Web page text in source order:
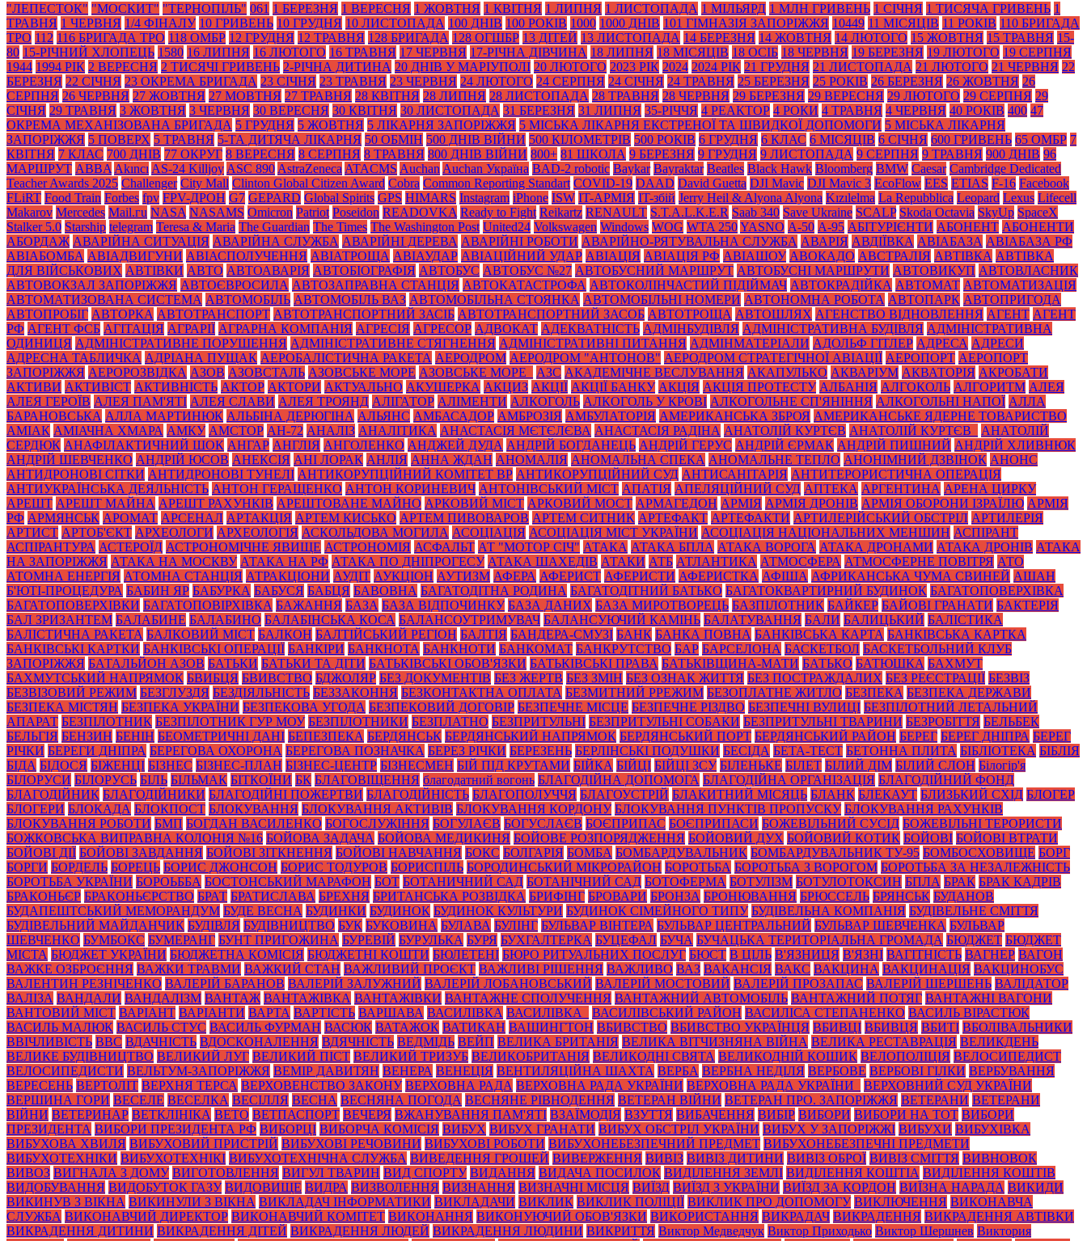
"ЛЕПЕСТОК" "МОСКИТ" "ТЕРНОПІЛЬ" 061 1 БЕРЕЗНЯ 1 ВЕРЕСНЯ 1 ЖОВТНЯ 1 КВІТНЯ 1 ЛИПНЯ 1 ЛИСТОПАДА 1 МІЛЬЯРД 1 МЛН ГРИВЕНЬ 1 СІЧНЯ 1 ТИСЯЧА ГРИВЕНЬ 1
ТРАВНЯ 1 ЧЕРВНЯ 1/4 ФІНАЛУ 10 ГРИВЕНЬ 10 ГРУДНЯ 10 ЛИСТОПАДА 100 ДНІВ 100 РОКІВ 1000 1000 ДНІВ 101 ГІМНАЗІЯ ЗАПОРІЖЖЯ 10449 11 МІСЯЦІВ 11 РОКІВ 110 БРИГАДА
ТРО 112 116 БРИГАДА ТРО 118 ОМБР 12 ГРУДНЯ 12 ТРАВНЯ 128 БРИГАДА 128 ОГШБР 13 ДІТЕЙ 13 ЛИСТОПАДА 14 БЕРЕЗНЯ 14 ЖОВТНЯ 14 ЛЮТОГО 15 ЖОВТНЯ 15 ТРАВНЯ 15-
80 15-РІЧНИЙ ХЛОПЕЦЬ 1580 16 ЛИПНЯ 16 ЛЮТОГО 16 ТРАВНЯ 17 ЧЕРВНЯ 17-РІЧНА ДІВЧИНА 18 ЛИПНЯ 18 МІСЯЦІВ 18 ОСІБ 18 ЧЕРВНЯ 19 БЕРЕЗНЯ 19 ЛЮТОГО 19 СЕРПНЯ
1944 1994 РІК 2 ВЕРЕСНЯ 2 ТИСЯЧІ ГРИВЕНЬ 2-РІЧНА ДИТИНА 20 ДНІВ У МАРІУПОЛІ 20 ЛЮТОГО 2023 РІК 2024 2024 РІК 21 ГРУДНЯ 21 ЛИСТОПАДА 21 ЛЮТОГО 21 ЧЕРВНЯ 22
БЕРЕЗНЯ 22 СІЧНЯ 23 ОКРЕМА БРИГАДА 23 СІЧНЯ 23 ТРАВНЯ 23 ЧЕРВНЯ 24 ЛЮТОГО 24 СЕРПНЯ 24 СІЧНЯ 24 ТРАВНЯ 25 БЕРЕЗНЯ 25 РОКІВ 26 БЕРЕЗНЯ 26 ЖОВТНЯ 26
СЕРПНЯ 26 ЧЕРВНЯ 27 ЖОВТНЯ 27 МОВТНЯ 27 ТРАВНЯ 28 КВІТНЯ 28 ЛИПНЯ 28 ЛИСТОПАДА 28 ТРАВНЯ 28 ЧЕРВНЯ 29 БЕРЕЗНЯ 29 ВЕРЕСНЯ 29 ЛЮТОГО 29 СЕРПНЯ 29
СІЧНЯ 29 ТРАВНЯ 3 ЖОВТНЯ 3 ЧЕРВНЯ 30 ВЕРЕСНЯ 30 КВІТНЯ 30 ЛИСТОПАДА 31 БЕРЕЗНЯ 31 ЛИПНЯ 35-РІЧЧЯ 4 РЕАКТОР 4 РОКИ 4 ТРАВНЯ 4 ЧЕРВНЯ 40 РОКІВ 400 47
ОКРЕМА МЕХАНІЗОВАНА БРИГАДА 5 ГРУДНЯ 5 ЖОВТНЯ 5 ЛІКАРНЯ ЗАПОРІЖЖЯ 5 МІСЬКА ЛІКАРНЯ ЕКСТРЕНОЇ ТА ШВИДКОЇ ДОПОМОГИ 5 МІСЬКА ЛІКАРНЯ
ЗАПОРІЖЖЯ 5 ПОВЕРХ 5 ТРАВНЯ 5-ТА ДИТЯЧА ЛІКАРНЯ 50 ОБМІН 500 ДНІВ ВІЙНИ 500 КІЛОМЕТРІВ 500 РОКІВ 6 ГРУДНЯ 6 КЛАС 6 МІСЯЦІВ 6 СІЧНЯ 600 ГРИВЕНЬ 65 ОМБР 7
КВІТНЯ 7 КЛАС 700 ДНІВ 77 ОКРУГ 8 ВЕРЕСНЯ 8 СЕРПНЯ 8 ТРАВНЯ 800 ДНІВ ВІЙНИ 800+ 81 ШКОЛА 9 БЕРЕЗНЯ 9 ГРУДНЯ 9 ЛИСТОПАДА 9 СЕРПНЯ 9 ТРАВНЯ 900 ДНІВ 96
МАРШРУТ ABBA Akıncı AS-24 Killjoy ASC 890 AstraZeneca ATACMS Auchan Auchan Україна BAD-2 robotic Baykar Bayraktar Beatles Black Нawk Bloomberg BMW Caesar Cambridge Dedicated
Teacher Awards 2025 Challenger City Mall Clinton Global Citizen Award Cobra Common Reporting Standart COVID-19 DAAD David Guetta DJI Mavic DJI Mavic 3 EcoFlow EES ETIAS F-16 Facebook
FLiRT Food Train Forbes fpv FPV-ДРОН G7 GEPARD Global Spirits GPS HIMARS Instagram iPhone ISW IT-АРМІЯ IT-збій Jerry Heil & Alyona Alyona Kızılelma La Repubblica Leopard Lexus Lifecell
Makarov Mercedes Mаil.гu NASA NASAMS Omicron Patriot Poseidon READOVKA Ready to Fight Reikartz RENAULT S.T.A.L.K.E.R Saab 340 Save Ukraine SCALP Skoda Octavia SkyUp SpaceX
Stalker 5.0 Starship telegram Teresa & Maria The Guardian The Times The Washington Post United24 Volkswagen Windows WOG WTA 250YASNO А-50 А-95 АБІТУРІЄНТИ АБОНЕНТ АБОНЕНТИ
АБОРДАЖ АВАРІЙНА СИТУАЦІЯ АВАРІЙНА СЛУЖБА АВАРІЙНІ ДЕРЕВА АВАРІЙНІ РОБОТИ АВАРІЙНО-РЯТУВАЛЬНА СЛУЖБА АВАРІЯ АВДІЇВКА АВІАБАЗА АВІАБАЗА РФ
АВІАБОМБА АВІАДВИГУНИ АВІАСПОЛУЧЕННЯ АВІАТРОЩА АВІАУДАР АВІАЦІЙНИЙ УДАР АВІАЦІЯ АВІАЦІЯ РФ АВІАШОУ АВОКАДО АВСТРАЛІЯ АВТІВКА АВТІВКА
ДЛЯ ВІЙСЬКОВИХ АВТІВКИ АВТО АВТОАВАРІЯ АВТОБІОГРАФІЯ АВТОБУС АВТОБУС №27 АВТОБУСНИЙ МАРШРУТ АВТОБУСНІ МАРШРУТИ АВТОВИКУП АВТОВЛАСНИК
АВТОВОКЗАЛ ЗАПОРІЖЖЯ АВТОЄВРОСИЛА АВТОЗАПРАВНА СТАНЦІЯ АВТОКАТАСТРОФА АВТОКОЛІНЧАСТИЙ ПІДІЙМАЧ АВТОКРАДІЙКА АВТОМАТ АВТОМАТИЗАЦІЯ
АВТОМАТИЗОВАНА СИСТЕМА АВТОМОБІЛЬ АВТОМОБІЛЬ ВАЗ АВТОМОБІЛЬНА СТОЯНКА АВТОМОБІЛЬНІ НОМЕРИ АВТОНОМНА РОБОТА АВТОПАРК АВТОПРИГОДА
АВТОПРОБІГ АВТОРКА АВТОТРАНСПОРТ АВТОТРАНСПОРТНИЙ ЗАСІБ АВТОТРАНСПОРТНИЙ ЗАСОБ АВТОТРОЩА АВТОШЛЯХ АГЕНСТВО ВІДНОВЛЕННЯ АГЕНТ АГЕНТ
РФ АГЕНТ ФСБ АГІТАЦІЯ АГРАРІЇ АГРАРНА КОМПАНІЯ АГРЕСІЯ АГРЕСОР АДВОКАТ АДЕКВАТНІСТЬ АДМІНБУДІВЛЯ АДМІНІСТРАТИВНА БУДІВЛЯ АДМІНІСТРАТИВНА
ОДИНИЦЯ АДМІНІСТРАТИВНЕ ПОРУШЕННЯ АДМІНІСТРАТИВНЕ СТЯГНЕННЯ АДМІНІСТРАТИВНІ ПИТАННЯ АДМІНМАТЕРІАЛИ АДОЛЬФ ГІТЛЕР АДРЕСА АДРЕСИ
АДРЕСНА ТАБЛИЧКА АДРІАНА ПУЩАК АЕРОБАЛІСТИЧНА РАКЕТА АЕРОДРОМ АЕРОДРОМ "АНТОНОВ" АЕРОДРОМ СТРАТЕГІЧНОЇ АВІАЦІЇ АЕРОПОРТ АЕРОПОРТ
ЗАПОРІЖЖЯ АЕРОРОЗВІДКА АЗОВ АЗОВСТАЛЬ АЗОВСЬКЕ МОРЕ АЗОВСЬКЕ МОРЕ_ АЗС АКАДЕМІЧНЕ ВЕСЛУВАННЯ АКАПУЛЬКО АКВАРІУМ АКВАТОРІЯ АКРОБАТИ
АКТИВИ АКТИВІСТ АКТИВНІСТЬ АКТОР АКТОРИ АКТУАЛЬНО АКУШЕРКА АКЦИЗ АКЦІЇ АКЦІЇ БАНКУ АКЦІЯ АКЦІЯ ПРОТЕСТУ АЛБАНІЯ АЛГОКОЛЬ АЛГОРИТМ АЛЕЯ
АЛЕЯ ГЕРОЇВ АЛЕЯ ПАМ'ЯТІ АЛЕЯ СЛАВИ АЛЕЯ ТРОЯНД АЛІГАТОР АЛІМЕНТИ АЛКОГОЛЬ АЛКОГОЛЬ У КРОВІ АЛКОГОЛЬНЕ СП'ЯНІННЯ АЛКОГОЛЬНІ НАПОЇ АЛЛА
БАРАНОВСЬКА АЛЛА МАРТИНЮК АЛЬБІНА ДЕРЮГІНА АЛЬЯНС АМБАСАДОР АМБРОЗІЯ АМБУЛАТОРІЯ АМЕРИКАНСЬКА ЗБРОЯ АМЕРИКАНСЬКЕ ЯДЕРНЕ ТОВАРИСТВО
АМІАК АМІАЧНА ХМАРА АМКУ АМСТОР АН-72 АНАЛІЗ АНАЛІТИКА АНАСТАСІЯ МЄТЄЛЄВА АНАСТАСІЯ РАДІНА АНАТОЛІЙ КУРТЄВ АНАТОЛІЙ КУРТЄВ_
АНАТОЛІЙ
СЕРДЮК АНАФІЛАКТИЧНИЙ ШОК АНГАР АНГЛІЯ АНГОЛЕНКО АНДЖЕЙ ДУДА АНДРІЙ БОГДАНЕЦЬ АНДРІЙ ГЕРУС АНДРІЙ ЄРМАК АНДРІЙ ПИШНИЙ АНДРІЙ ХЛИВНЮК
АНДРІЙ ШЕВЧЕНКО АНДРІЙ ЮСОВ АНЕКСІЯ АНІ ЛОРАК АНЛІЯ АННА ЖДАН АНОМАЛІЯ АНОМАЛЬНА СПЕКА АНОМАЛЬНЕ ТЕПЛО АНОНІМНИЙ ДЗВІНОК АНОНС
АНТИДРОНОВІ СІТКИ АНТИДРОНОВІ ТУНЕЛІ АНТИКОРУПЦІЙНИЙ КОМІТЕТ ВР АНТИКОРУПЦІЙНИЙ СУД АНТИСАНІТАРІЯ АНТИТЕРОРИСТИЧНА ОПЕРАЦІЯ
АНТИУКРАЇНСЬКА ДЕЯЛЬНІСТЬ АНТОН ГЕРАЩЕНКО АНТОН КОРИНЕВИЧ АНТОНІВСЬКИЙ МІСТ АПАТІЯ АПЕЛЯЦІЙНИЙ СУД АПТЕКА АРГЕНТИНА АРЕНА ЦИРКУ
АРЕШТ АРЕШТ МАЙНА АРЕШТ РАХУНКІВ АРЕШТОВАНЕ МАЙНО АРКОВИЙ МІСТ АРКОВИЙ МОСТ АРМАГЕДОН АРМІЯ АРМІЯ ДРОНІВ АРМІЯ ОБОРОНИ ІЗРАЇЛЮ АРМІЯ
РФ АРМЯНСЬК АРОМАТ АРСЕНАЛ АРТАКЦІЯ АРТЕМ КИСЬКО АРТЕМ ПИВОВАРОВ АРТЕМ СИТНИК АРТЕФАКТ АРТЕФАКТИ АРТИЛЕРІЙСЬКИЙ ОБСТРІЛ АРТИЛЕРІЯ
АРТИСТ АРТОБ'ЄКТ АРХЕОЛОГИ АРХЕОЛОГІЯ АСКОЛЬДОВА МОГИЛА АСОЦІАЦІЯ АСОЦІАЦІЯ МІСТ УКРАЇНИ АСОЦІАЦІЯ НАЦІОНАЛЬНИХ МЕНШИН АСПІРАНТ
АСПІРАНТУРА АСТЕРОЇД АСТРОНОМІЧНЕ ЯВИЩЕ АСТРОНОМІЯ АСФАЛЬТ АТ "МОТОР СІЧ" АТАКА АТАКА БПЛА АТАКА ВОРОГА АТАКА ДРОНАМИ АТАКА ДРОНІВ АТАКА
НА ЗАПОРІЖЖЯ АТАКА НА МОСКВУ АТАКА НА РФ АТАКА ПО ДНІПРОГЕСУ АТАКА ШАХЕДІВ АТАКИ АТБ АТЛАНТИКА АТМОСФЕРА АТМОСФЕРНЕ ПОВІТРЯ АТО
АТОМНА ЕНЕРГІЯ АТОМНА СТАНЦІЯ АТРАКЦІОНИ АУДІТ АУКЦІОН АУТИЗМ АФЕРА АФЕРИСТ АФЕРИСТИ АФЕРИСТКА АФІША АФРИКАНСЬКА ЧУМА СВИНЕЙ АШАН
Б'ЮТІ-ПРОЦЕДУРА БАБИН ЯР БАБУРКА БАБУСЯ БАБЦЯ БАВОВНА БАГАТОДІТНА РОДИНА БАГАТОДІТНИЙ БАТЬКО БАГАТОКВАРТИРНИЙ БУДИНОК БАГАТОПОВЕРХІВКА
БАГАТОПОВЕРХІВКИ БАГАТОПОВІРХІВКА БАЖАННЯ БАЗА БАЗА ВІДПОЧИНКУ БАЗА ДАНИХ БАЗА МИРОТВОРЕЦЬ БАЗПІЛОТНИК БАЙКЕР БАЙОВІ ГРАНАТИ БАКТЕРІЯ
БАЛ ЗРИЗАНТЕМ БАЛАБИНЕ БАЛАБИНО БАЛАБІНСЬКА КОСА БАЛАНСОУТРИМУВАЧ БАЛАНСУЮЧИЙ КАМІНЬ БАЛАТУВАННЯ БАЛИ БАЛИЦЬКИЙ БАЛІСТИКА
БАЛІСТИЧНА РАКЕТА БАЛКОВИЙ МІСТ БАЛКОН БАЛТІЙСЬКИЙ РЕГІОН БАЛТІЯ БАНДЕРА-СМУЗІ БАНК БАНКА ПОВНА БАНКІВСЬКА КАРТА БАНКІВСЬКА КАРТКА
БАНКІВСЬКІ КАРТКИ БАНКІВСЬКІ ОПЕРАЦІЇ БАНКІРИ БАНКНОТА БАНКНОТИ БАНКОМАТ БАНКРУТСТВО БАР БАРСЕЛОНА БАСКЕТБОЛ БАСКЕТБОЛЬНИЙ КЛУБ
ЗАПОРІЖЖЯ БАТАЛЬЙОН АЗОВ БАТЬКИ БАТЬКИ ТА ДІТИ БАТЬКІВСЬКІ ОБОВ'ЯЗКИ БАТЬКІВСЬКІ ПРАВА БАТЬКІВЩИНА-МАТИ БАТЬКО БАТЮШКА БАХМУТ
БАХМУТСЬКИЙ НАПРЯМОК БВИБЦЯ БВИВСТВО БДЖОЛЯР БЕЗ ДОКУМЕНТІВ БЕЗ ЖЕРТВ БЕЗ ЗМІН БЕЗ ОЗНАК ЖИТТЯ БЕЗ ПОСТРАЖДАЛИХ БЕЗ РЕЄСТРАЦІЇ БЕЗВІЗ
БЕЗВІЗОВИЙ РЕЖИМ БЕЗГЛУЗДЯ БЕЗДІЯЛЬНІСТЬ БЕЗЗАКОННЯ БЕЗКОНТАКТНА ОПЛАТА БЕЗМИТНИЙ РРЕЖИМ БЕЗОПЛАТНЕ ЖИТЛО БЕЗПЕКА БЕЗПЕКА ДЕРЖАВИ
БЕЗПЕКА МІСТЯН БЕЗПЕКА УКРАЇНИ БЕЗПЕКОВА УГОДА БЕЗПЕКОВИЙ ДОГОВІР БЕЗПЕЧНЕ МІСЦЕ БЕЗПЕЧНЕ РІЗДВО БЕЗПЕЧНІ ВУЛИЦІ БЕЗПІЛОТНИЙ ЛЕТАЛЬНИЙ
АПАРАТ БЕЗПІЛОТНИК БЕЗПІЛОТНИК ГУР МОУ БЕЗПІЛОТНИКИ БЕЗПЛАТНО БЕЗПРИТУЛЬНІ БЕЗПРИТУЛЬНІ СОБАКИ БЕЗПРИТУЛЬНІ ТВАРИНИ БЕЗРОБІТТЯ БЕЛЬБЕК
БЕЛЬГІЯ БЕНЗИН БЕНІН БЕОМЕТРИЧНІ ДАНІ БЕПЕЗПЕКА БЕРДЯНСЬК БЕРДЯНСЬКИЙ НАПРЯМОК БЕРДЯНСЬКИЙ ПОРТ БЕРДЯНСЬКИЙ РАЙОН БЕРЕГ БЕРЕГ ДНІПРА БЕРЕГ
РІЧКИ БЕРЕГИ ДНІПРА БЕРЕГОВА ОХОРОНА БЕРЕГОВА ПОЗНАЧКА БЕРЕЗ РІЧКИ БЕРЕЗЕНЬ БЕРЛІНСЬКІ ПОДУШКИ БЕСІДА БЕТА-ТЕСТ БЕТОННА ПЛИТА БІБЛІОТЕКА БІБЛІЯ
БІДА БІДОСЯ БІЖЕНЦІ БІЗНЕС БІЗНЕС-ПЛАН БІЗНЕС-ЦЕНТР БІЗНЕСМЕН БІЙ ПІД КРУТАМИ БІЙКА БІЙЦІ БІЙЦІ ЗСУ БІЛЕНЬКЕ БІЛЕТ БІЛИЙ ДІМ БІЛИЙ СЛОН Білогір'я
БІЛОРУСИ БІЛОРУСЬ БІЛЬ БІЛЬМАК БІТКОЇНИ БК БЛАГОВІЩЕННЯ благодатний вогонь БЛАГОДІЙНА ДОПОМОГА БЛАГОДІЙНА ОРГАНІЗАЦІЯ БЛАГОДІЙНИЙ ФОНД
БЛАГОДІЙНИК БЛАГОДІЙНИКИ БЛАГОДІЙНІ ПОЖЕРТВИ БЛАГОДІЙНІСТЬ БЛАГОПОЛУЧЧЯ БЛАГОУСТРІЙ БЛАКИТНИЙ МІСЯЦЬ БЛАНК БЛЕКАУТ БЛИЗЬКИЙ СХІД БЛОГЕР
БЛОГЕРИ БЛОКАДА БЛОКПОСТ БЛОКУВАННЯ БЛОКУВАННЯ АКТИВІВ БЛОКУВАННЯ КОРДОНУ БЛОКУВАННЯ ПУНКТІВ ПРОПУСКУ БЛОКУВАННЯ РАХУНКІВ
БЛОКУВАННЯ РОБОТИ БМП БОГДАН ВАСИЛЕНКО БОГОСЛУЖІННЯ БОГУЛАЄВ БОГУСЛАЄВ БОЄПРИПАС БОЄПРИПАСИ БОЖЕВІЛЬНИЙ СУСІД БОЖЕВІЛЬНІ ТЕРОРИСТИ
БОЖКОВСЬКА ВИПРАВНА КОЛОНІЯ №16 БОЙОВА ЗАДАЧА БОЙОВА МЕДИКИНЯ БОЙОВЕ РОЗПОРЯДЖЕННЯ БОЙОВИЙ ДУХ БОЙОВИЙ КОТИК БОЙОВІ БОЙОВІ ВТРАТИ
БОЙОВІ ДІЇ БОЙОВІ ЗАВДАННЯ БОЙОВІ ЗІТКНЕННЯ БОЙОВІ НАВЧАННЯ БОКС БОЛГАРІЯ БОМБА БОМБАРДУВАЛЬНИК БОМБАРДУВАЛЬНИК ТУ-95 БОМБОСХОВИЩЕ БОРГ
БОРГИ БОРДЕЛЬ БОРЕЦЬ БОРИС ДЖОНСОН БОРИС ТОДУРОВ БОРИСПІЛЬ БОРОДИНСЬКИЙ МІКРОРАЙОН БОРОТЬБА БОРОТЬБА З ВОРОГОМ БОРОТЬБА ЗА НЕЗАЛЕЖНІСТЬ
БОРОТЬБА УКРАЇНИ БОРОЬББА БОСТОНСЬКИЙ МАРАФОН БОТ БОТАНИЧНИЙ САД БОТАНІЧНИЙ САД БОТОФЕРМА БОТУЛІЗМ БОТУЛОТОКСИН БПЛА БРАК БРАК КАДРІВ
БРАКОНЬЄР БРАКОНЬЄРСТВО БРАТ БРАТИСЛАВА БРЕХНЯ БРИТАНСЬКА РОЗВІДКА БРИФІНГ БРОВАРИ БРОНЗА БРОНЮВАННЯ БРЮССЕЛЬ БРЯНСЬК БУДАНОВ
БУДАПЕШТСЬКИЙ МЕМОРАНДУМ БУДЕ ВЕСНА БУДИНКИ БУДИНОК БУДИНОК КУЛЬТУРИ БУДИНОК СІМЕЙНОГО ТИПУ БУДІВЕЛЬНА КОМПАНІЯ БУДІВЕЛЬНЕ СМІТТЯ
БУДІВЕЛЬНИЙ МАЙДАНЧИК БУДІВЛЯ БУДІВНИЦТВО БУК БУКОВИНА БУЛАВА БУЛІНГ БУЛЬВАР ВІНТЕРА БУЛЬВАР ЦЕНТРАЛЬНИЙ БУЛЬВАР ШЕВЧЕНКА БУЛЬВАР
ШЕВЧЕНКО БУМБОКС БУМЕРАНГ БУНТ ПРИГОЖИНА БУРЕВІЙ БУРУЛЬКА БУРЯ БУХГАЛТЕРКА БУЦЕФАЛ БУЧА БУЧАЦЬКА ТЕРИТОРІАЛЬНА ГРОМАДА БЮДЖЕТ БЮДЖЕТ
МІСТА БЮДЖЕТ УКРАЇНИ БЮДЖЕТНА КОМІСІЯ БЮДЖЕТНІ КОШТИ БЮЛЕТЕНІ БЮРО РИТУАЛЬНИХ ПОСЛУГ БЮСТ В ЦІЛЬ В'ЯЗНИЦЯ В'ЯЗНІ ВАГІТНІСТЬ ВАГНЕР ВАГОН
ВАЖКЕ ОЗБРОЄННЯ ВАЖКИ ТРАВМИ ВАЖКИЙ СТАН ВАЖЛИВИЙ ПРОЄКТ ВАЖЛИВІ РІШЕННЯ ВАЖЛИВО ВАЗ ВАКАНСІЯ ВАКС ВАКЦИНА ВАКЦИНАЦІЯ ВАКЦИНОБУС
ВАЛЕНТИН РЕЗНІЧЕНКО ВАЛЕРІЙ БАРАНОВ ВАЛЕРІЙ ЗАЛУЖНИЙ ВАЛЕРІЙ ЛОБАНОВСЬКИЙ ВАЛЕРІЙ МОСТОВИЙ ВАЛЕРІЙ ПРОЗАПАС ВАЛЕРІЙ ШЕРШЕНЬ ВАЛІДАТОР
ВАЛІЗА ВАНДАЛИ ВАНДАЛІЗМ ВАНТАЖ ВАНТАЖІВКА ВАНТАЖІВКИ ВАНТАЖНЕ СПОЛУЧЕННЯ ВАНТАЖНИЙ АВТОМОБІЛЬ ВАНТАЖНИЙ ПОТЯГ ВАНТАЖНІ ВАГОНИ
ВАНТОВИЙ МІСТ ВАРІАНТ ВАРІАНТИ ВАРТА ВАРТІСТЬ ВАРШАВА ВАСИЛІВКА ВАСИЛІВКА_ ВАСИЛІВСЬКИЙ РАЙОН ВАСИЛІСА СТЕПАНЕНКО ВАСИЛЬ ВІРАСТЮК
ВАСИЛЬ МАЛЮК ВАСИЛЬ СТУС ВАСИЛЬ ФУРМАН ВАСЮК ВАТАЖОК ВАТИКАН ВАШИНГТОН ВБИВСТВО ВБИВСТВО УКРАЇНЦЯ ВБИВЦІ ВБИВЦЯ ВБИТІ ВБОЛІВАЛЬНИКИ
ВВІЧЛИВІСТЬ ВВС ВДАЧНІСТЬ ВДОСКОНАЛЕННЯ ВДЯЧНІСТЬ ВЕДМІДЬ ВЕЙП ВЕЛИКА БРИТАНІЯ ВЕЛИКА ВІТЧИЗНЯНА ВІЙНА ВЕЛИКА РЕСТАВРАЦІЯ ВЕЛИКДЕНЬ
ВЕЛИКЕ БУДІВНИЦТВО ВЕЛИКИЙ ЛУГ ВЕЛИКИЙ ПІСТ ВЕЛИКИЙ ТРИЗУБ ВЕЛИКОБРИТАНІЯ ВЕЛИКОДНІ СВЯТА ВЕЛИКОДНІЙ КОШИК ВЕЛОПОЛІЦІЯ ВЕЛОСИПЕДИСТ
ВЕЛОСИПЕДИСТИ ВЕЛЬТУМ-ЗАПОРІЖЖЯ ВЕМІР ДАВИТЯН ВЕНЕРА ВЕНЕЦІЯ ВЕНТИЛЯЦІЙНА ШАХТА ВЕРБА ВЕРБНА НЕДІЛЯ ВЕРБОВЕ ВЕРБОВІ ГІЛКИ ВЕРБУВАННЯ
ВЕРЕСЕНЬ ВЕРТОЛІТ ВЕРХНЯ ТЕРСА ВЕРХОВЕНСТВО ЗАКОНУ ВЕРХОВНА РАДА ВЕРХОВНА РАДА УКРАЇНИ ВЕРХОВНА РАДА УКРАЇНИ_
ВЕРХОВНИЙ СУД УКРАЇНИ
ВЕРШИНА ГОРИ ВЕСЕЛЕ ВЕСЕЛКА ВЕСІЛЛЯ ВЕСНА ВЕСНЯНА ПОГОДА ВЕСНЯНЕ РІВНОДЕННЯ ВЕТЕРАН ВІЙНИ ВЕТЕРАН ПРО. ЗАПОРІЖЖЯ ВЕТЕРАНИ ВЕТЕРАНИ
ВІЙНИ ВЕТЕРИНАР ВЕТКЛІНІКА ВЕТО ВЕТПАСПОРТ ВЕЧЕРЯ ВЖАНУВАННЯ ПАМ'ЯТІ ВЗАЇМОДІЯ ВЗУТТЯ ВИБАЧЕННЯ ВИБІР ВИБОРИ ВИБОРИ НА ТОТ ВИБОРИ
ПРЕЗИДЕНТА ВИБОРИ ПРЕЗИДЕНТА РФ ВИБОРЦІ ВИБОРЧА КОМІСІЯ ВИБУХ ВИБУХ ГРАНАТИ ВИБУХ ОБСТРІЛ УКРАЇНИ ВИБУХ У ЗАПОРІЖЖІ ВИБУХИ ВИБУХІВКА
ВИБУХОВА ХВИЛЯ ВИБУХОВИЙ ПРИСТРІЙ ВИБУХОВІ РЕЧОВИНИ ВИБУХОВІ РОБОТИ ВИБУХОНЕБЕЗПЕЧНИЙ ПРЕДМЕТ ВИБУХОНЕБЕЗПЕЧНІ ПРЕДМЕТИ
ВИБУХОТЕХНІКИ ВИБУХОТЕХНІКІ ВИБУХОТЕХНІЧНА СЛУЖБА ВИВЕДЕННЯ ГРОШЕЙ ВИВЕРЖЕННЯ ВИВІЗ ВИВІЗ ДИТИНИ ВИВІЗ ОБРОЇ ВИВІЗ СМІТТЯ ВИВНОВОК
ВИВОЗ ВИГНАЛА З ДОМУ ВИГОТОВЛЕННЯ ВИГУЛ ТВАРИН ВИД СПОРТУ ВИДАННЯ ВИДАЧА ПОСИЛОК ВИДІЛЕННЯ ЗЕМЛІ ВИДІЛЕННЯ КОШТІА ВИДІЛЕННЯ КОШТІВ
ВИДОБУВАННЯ ВИДОБУТОК ГАЗУ ВИДОВИЩЕ ВИДРА ВИЗВОЛЕННЯ ВИЗНАННЯ ВИЗНАЧНІ МІСЦЯ ВИЇЗД ВИЇЗД З УКРАЇНИ ВИЇЗД ЗА КОРДОН ВИЇЗНА НАРАДА ВИКИДИ
ВИКИНУВ З ВІКНА ВИКИНУЛИ З ВІКНА ВИКЛАДАЧ ІНФОРМАТИКИ ВИКЛАДАЧИ ВИКЛИК ВИКЛИК ПОЛІЦІЇ ВИКЛИК ПРО ДОПОМОГУ ВИКЛЮЧЕННЯ ВИКОНАВЧА
СЛУЖБА ВИКОНАВЧИЙ ДИРЕКТОР ВИКОНАВЧИЙ КОМІТЕТ ВИКОНАННЯ ВИКОНУЮЧИЙ ОБОВ'ЯЗКИ ВИКОРИСТАННЯ ВИКРАДАЧ ВИКРАДЕННЯ ВИКРАДЕННЯ АВТІВКИ
ВИКРАДЕННЯ ДИТИНИ ВИКРАДЕННЯ ДІТЕЙ ВИКРАДЕННЯ ЛЮДЕЙ ВИКРАДЕННЯ ЛЮДИНИ ВИКРИТТЯ Виктор Медведчук Виктор Приходько Виктор Шершнев Виктория